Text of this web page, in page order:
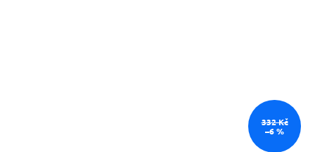
332 Kč
–6 %